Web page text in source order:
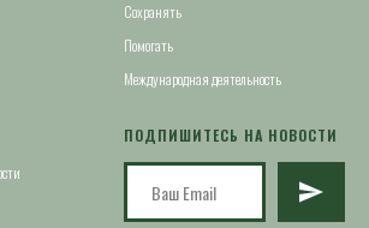
Сохранять
Помогать
Международная деятельность
ПОДПИШИТЕСЬ НА НОВОСТИ